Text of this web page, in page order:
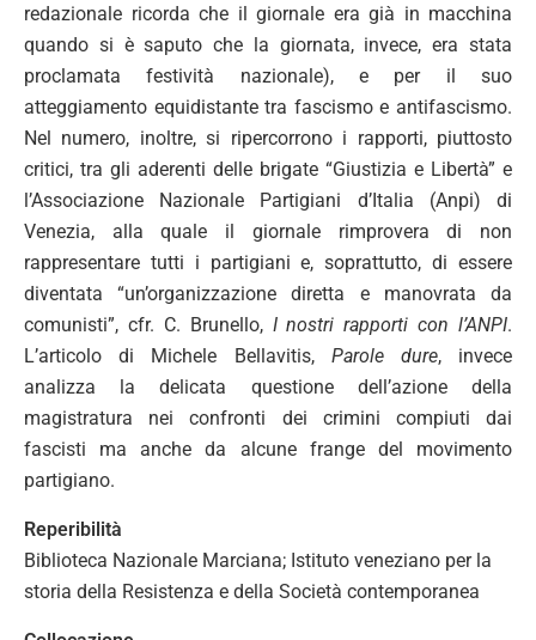
redazionale ricorda che il giornale era già in macchina
quando si è saputo che la giornata, invece, era stata
proclamata festività nazionale), e per il suo
atteggiamento equidistante tra fascismo e antifascismo.
Nel numero, inoltre, si ripercorrono i rapporti, piuttosto
critici, tra gli aderenti delle brigate “Giustizia e Libertà” e
l’Associazione Nazionale Partigiani d’Italia (Anpi) di
Venezia, alla quale il giornale rimprovera di non
rappresentare tutti i partigiani e, soprattutto, di essere
diventata “un’organizzazione diretta e manovrata da
comunisti”, cfr. C. Brunello, I nostri rapporti con l’ANPI.
L’articolo di Michele Bellavitis, Parole dure, invece
analizza la delicata questione dell’azione della
magistratura nei confronti dei crimini compiuti dai
fascisti ma anche da alcune frange del movimento
partigiano.
Reperibilità
Biblioteca Nazionale Marciana; Istituto veneziano per la
storia della Resistenza e della Società contemporanea